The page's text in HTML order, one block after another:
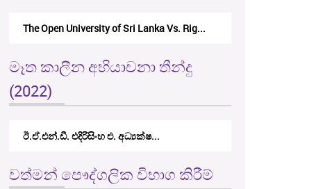
The Open University of Sri Lanka Vs. Rig...
මෑත කාලීන අභියාචනා තීන්දු
(2022)
ඊ.ඒ.එන්.ඩී. එදිරිසිංහ එ. අධ්‍යක්ෂ...
වත්මන් පෞද්ගලික විභාග කිරීම්